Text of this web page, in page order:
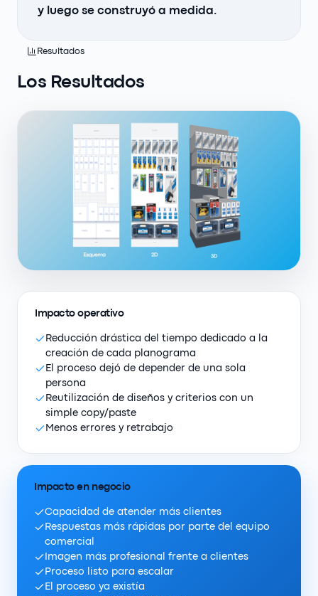
y luego se construyó a medida.
Resultados
Los Resultados
Impacto operativo
Reducción drástica del tiempo dedicado a la
creación de cada planograma
El proceso dejó de depender de una sola
persona
Reutilización de diseños y criterios con un
simple copy/paste
Menos errores y retrabajo
Impacto en negocio
Capacidad de atender más clientes
Respuestas más rápidas por parte del equipo
comercial
Imagen más profesional frente a clientes
Proceso listo para escalar
El proceso ya existía